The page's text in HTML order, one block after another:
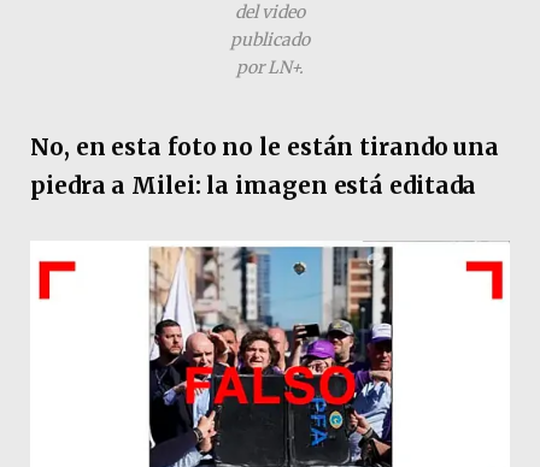
del video
publicado
por LN+.
No, en esta foto no le están tirando una
piedra a Milei: la imagen está editada